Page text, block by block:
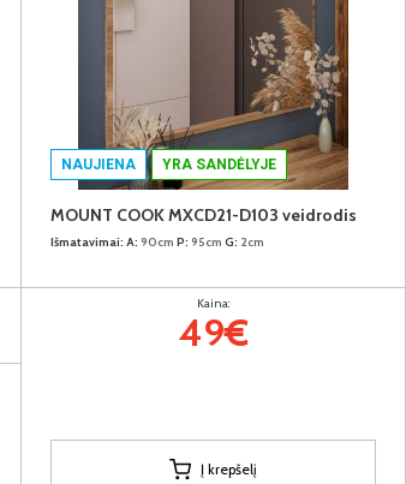
NAUJIENA YRA SANDĖLYJE
MOUNT COOK MXCD21-D103 veidrodis
Išmatavimai: A: 90cm P: 95cm G: 2cm
Kaina:
49€
Į krepšelį